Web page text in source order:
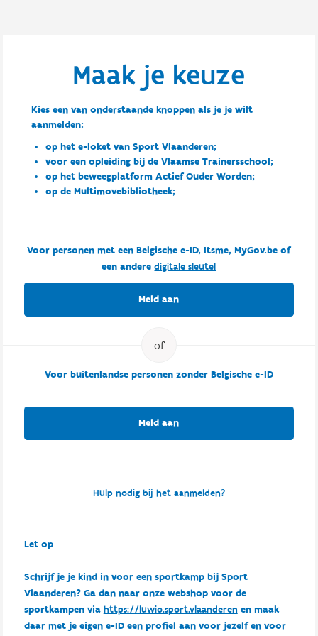
Maak je keuze
Kies een van onderstaande knoppen als je je wilt
aanmelden:
op het e-loket van Sport Vlaanderen;
voor een opleiding bij de Vlaamse Trainersschool;
op het beweegplatform Actief Ouder Worden;
op de Multimovebibliotheek;
Voor personen met een Belgische e-ID, Itsme, MyGov.be of
een anderedigitale sleutel
Meld aan
Voor buitenlandse personen zonder Belgische e-ID
Meld aan
Hulp nodig bij het aanmelden?
Let op
Schrijf je je kind in voor een sportkamp bij Sport
Vlaanderen? Ga dan naar onze webshop voor de
sportkampen via https://luwio.sport.vlaanderenen maak
daar met je eigen e-ID een profiel aan voor jezelf en voor